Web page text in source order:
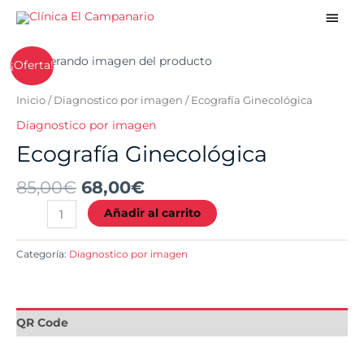
contenido
¡Oferta!
Inicio / Diagnostico por imagen / Ecografía Ginecológica
Diagnostico por imagen
Ecografía Ginecológica
85,00€
El
original
85,00€.
68,00€
El
actual
es:
68,00€.
Ecografía
Ginecológica
cantidad
Añadir al carrito
Categoría: Diagnostico por imagen
QR Code